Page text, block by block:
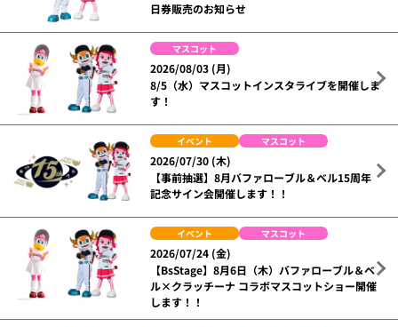
日券販売のお知らせ
マスコット
2026/08/03 (月)
8/5（水）マスコットインスタライブを開催しま
す！
イベント マスコット
2026/07/30 (木)
【事前抽選】8月バファローブル＆ベル15周年
記念サイン会開催します！！
イベント マスコット
2026/07/24 (金)
【BsStage】8月6日（木）バファローブル＆ベ
ル×クラッチーナ コラボマスコットショー開催
します！！